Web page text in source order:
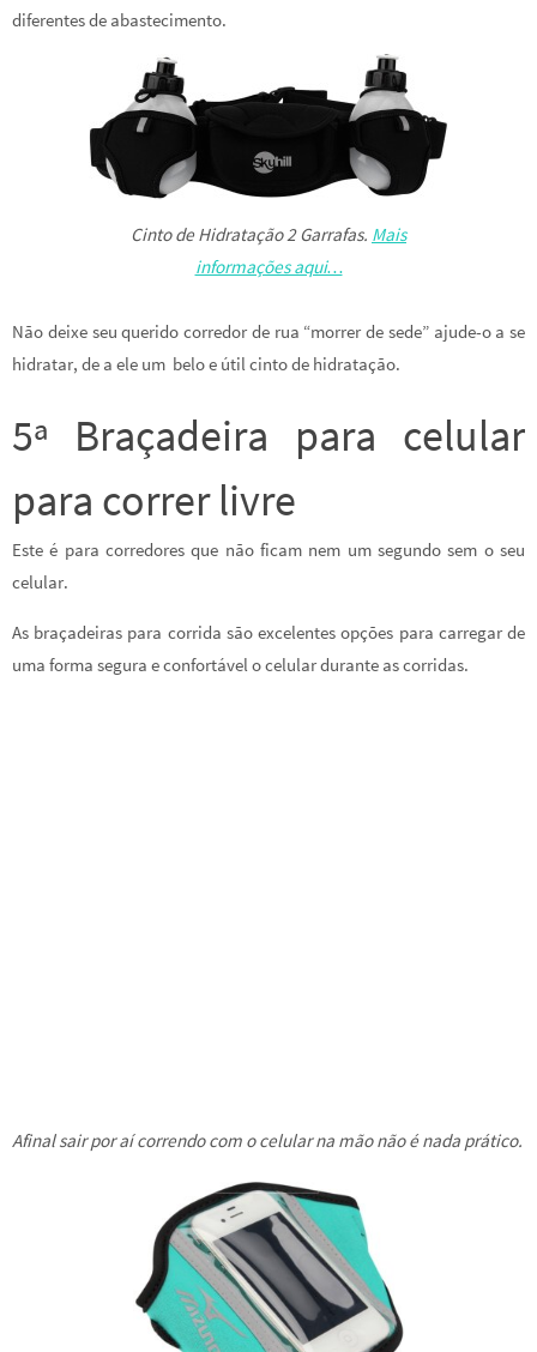
diferentes de abastecimento.
Cinto de Hidratação 2 Garrafas. Mais
informações aqui…
Não deixe seu querido corredor de rua “morrer de sede” ajude-o a se
hidratar, de a ele um belo e útil cinto de hidratação.
5ª Braçadeira para celular
para correr livre
Este é para corredores que não ficam nem um segundo sem o seu
celular.
As braçadeiras para corrida são excelentes opções para carregar de
uma forma segura e confortável o celular durante as corridas.
Afinal sair por aí correndo com o celular na mão não é nada prático.